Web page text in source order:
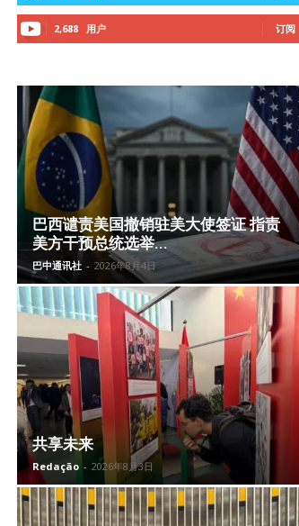
2,688 用户 订阅
巴西谴责美国撤销驻美大使签证 指责
美方干预总统选举...
巴中通讯社 - 2026年8月4日
共享未来
Redação - 2026年8月3日